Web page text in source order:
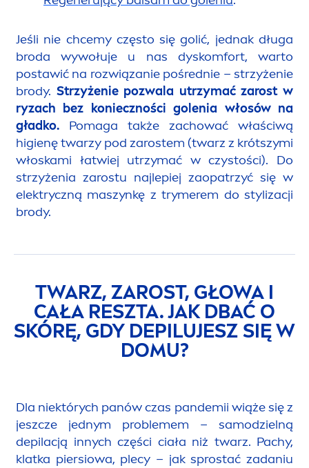
Jeśli nie chcemy często się golić, jednak długa
broda wywołuje u nas dyskomfort, warto
postawić na rozwiązanie pośrednie – strzyżenie
brody. Strzyżenie pozwala utrzymać zarost w
ryzach bez konieczności golenia włosów na
gładko. Pomaga także zachować właściwą
higienę twarzy pod zarostem (twarz z krótszymi
włoskami łatwiej utrzymać w czystości). Do
strzyżenia zarostu najlepiej zaopatrzyć się w
elektryczną maszynkę z trymerem do stylizacji
brody.
TWARZ, ZAROST, GŁOWA I
CAŁA RESZTA. JAK DBAĆ O
SKÓRĘ, GDY DEPILUJESZ SIĘ W
DOMU?
Dla niektórych panów czas pandemii wiąże się z
jeszcze jednym problemem – samodzielną
depilacją innych części ciała niż twarz. Pachy,
klatka piersiowa, plecy – jak sprostać zadaniu